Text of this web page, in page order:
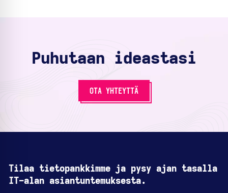
Puhutaan ideastasi
OTA YHTEYTTÄ
Tilaa tietopankkimme ja pysy ajan tasalla
IT-alan asiantuntemuksesta.